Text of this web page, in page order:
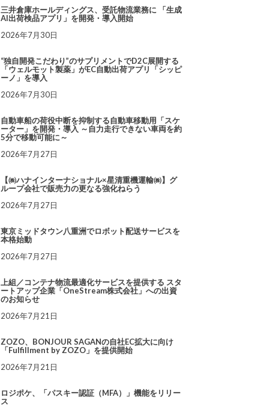
三井倉庫ホールディングス、受託物流業務に 「生成
AI出荷検品アプリ」を開発・導入開始
2026年7月30日
“独自開発こだわり”のサプリメントでD2C展開する
「ウェルモット製薬」がEC自動出荷アプリ「シッピ
ーノ」を導入
2026年7月30日
自動車船の荷役中断を抑制する自動車移動用「スケ
ーター」を開発・導入 ～自力走行できない車両を約
5分で移動可能に～
2026年7月27日
【㈱ハナインターナショナル×星清重機運輸㈱】グ
ループ会社で販売力の更なる強化ねらう
2026年7月27日
東京ミッドタウン八重洲でロボット配送サービスを
本格始動
2026年7月27日
上組／コンテナ物流最適化サービスを提供する スタ
ートアップ企業「OneStream株式会社」への出資
のお知らせ
2026年7月21日
ZOZO、BONJOUR SAGANの自社EC拡大に向け
「Fulfillment by ZOZO」を提供開始
2026年7月21日
ロジポケ、「パスキー認証（MFA）」機能をリリー
ス